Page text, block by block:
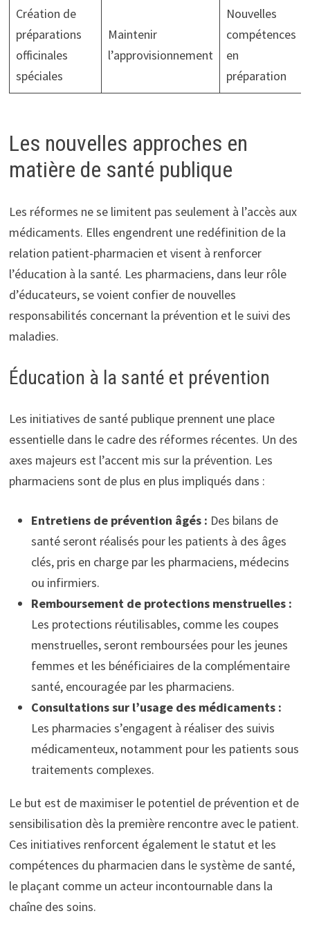
Création de
préparations
officinales
spéciales
Maintenir
l’approvisionnement
Nouvelles
compétences
en
préparation
Les nouvelles approches en
matière de santé publique
Les réformes ne se limitent pas seulement à l’accès aux
médicaments. Elles engendrent une redéfinition de la
relation patient-pharmacien et visent à renforcer
l’éducation à la santé. Les pharmaciens, dans leur rôle
d’éducateurs, se voient confier de nouvelles
responsabilités concernant la prévention et le suivi des
maladies.
Éducation à la santé et prévention
Les initiatives de santé publique prennent une place
essentielle dans le cadre des réformes récentes. Un des
axes majeurs est l’accent mis sur la prévention. Les
pharmaciens sont de plus en plus impliqués dans :
Entretiens de prévention âgés : Des bilans de
santé seront réalisés pour les patients à des âges
clés, pris en charge par les pharmaciens, médecins
ou infirmiers.
Remboursement de protections menstruelles :
Les protections réutilisables, comme les coupes
menstruelles, seront remboursées pour les jeunes
femmes et les bénéficiaires de la complémentaire
santé, encouragée par les pharmaciens.
Consultations sur l’usage des médicaments :
Les pharmacies s’engagent à réaliser des suivis
médicamenteux, notamment pour les patients sous
traitements complexes.
Le but est de maximiser le potentiel de prévention et de
sensibilisation dès la première rencontre avec le patient.
Ces initiatives renforcent également le statut et les
compétences du pharmacien dans le système de santé,
le plaçant comme un acteur incontournable dans la
chaîne des soins.